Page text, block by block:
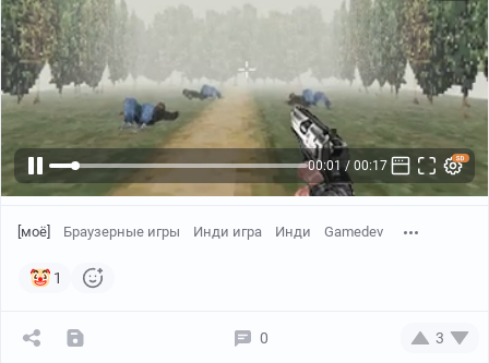
00:01 / 00:17
[моё] Браузерные игры Инди игра Инди Gamedev
1
0 3